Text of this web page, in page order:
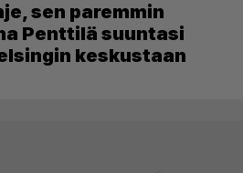
sen paremmin
Penttilä suuntasi
keskustaan